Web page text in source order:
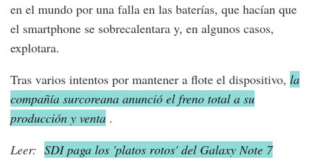
en el mundo por una falla en las baterías, que hacían que
el smartphone se sobrecalentara y, en algunos casos,
explotara.
Tras varios intentos por mantener a flote el dispositivo, la
compañía surcoreana anunció el freno total a su
producción y venta .
Leer: SDI paga los 'platos rotos' del Galaxy Note 7